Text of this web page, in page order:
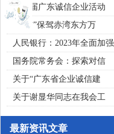
第五届广东诚信企业活动
“诚信”保驾赤湾东方万
人民银行：2023年全面加强
国务院常务会：探索对信
关于“广东省企业诚信建
关于谢显华同志在我会工
最新资讯文章